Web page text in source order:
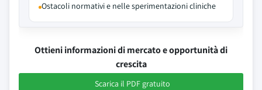
Ostacoli normativi e nelle sperimentazioni cliniche
Ottieni informazioni di mercato e opportunità di
crescita
Scarica il PDF gratuito